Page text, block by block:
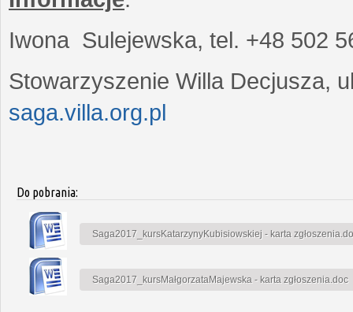
Iwona Sulejewska, tel. +48 502
Stowarzyszenie Willa Decjusza,
saga.villa.org.pl
Do pobrania:
Saga2017_kursKatarzynyKubisiowskiej - karta
Saga2017_kursMałgorzataMajewska - karta zgłoszenia.doc